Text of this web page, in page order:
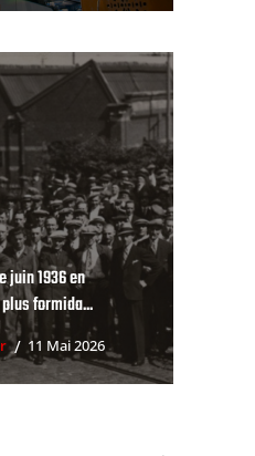
juin 1936 en
formida...
11 Mai 2026